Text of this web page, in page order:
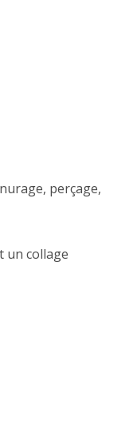
perçage,
un collage